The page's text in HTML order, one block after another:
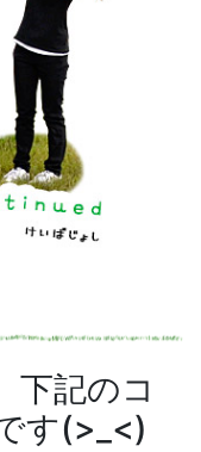
下記のコ
す(>_<)